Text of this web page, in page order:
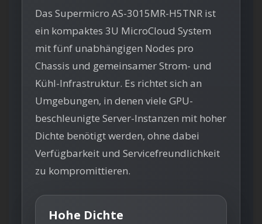
Das Supermicro AS-3015MR-H5TNR ist
ein kompaktes 3U MicroCloud System
mit fünf unabhängigen Nodes pro
Chassis und gemeinsamer Strom- und
Kühl-Infrastruktur. Es richtet sich an
Umgebungen, in denen viele GPU-
beschleunigte Server-Instanzen mit hoher
Dichte benötigt werden, ohne dabei
Verfügbarkeit und Servicefreundlichkeit
zu kompromittieren.
Hohe Dichte